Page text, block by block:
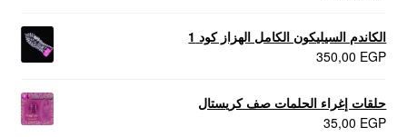
الكاندم السيليكون الكامل الهزاز كود 1
350,00 EGP
حلقات إغراء الحلمات صف كريستال
35,00 EGP